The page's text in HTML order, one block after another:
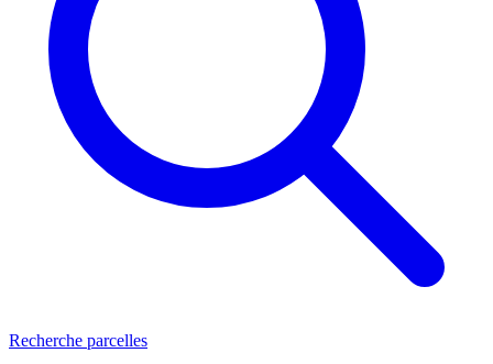
Recherche parcelles